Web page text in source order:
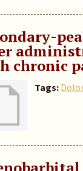
chronic
Tags: